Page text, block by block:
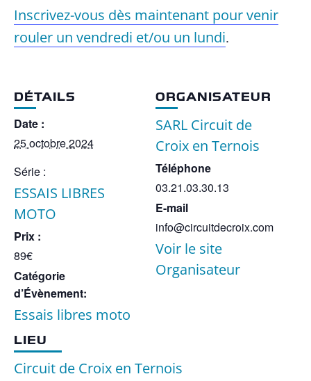
Inscrivez-vous dès maintenant pour venir
rouler un vendredi et/ou un lundi.
DÉTAILS
Date :
25 octobre 2024
Série :
ESSAIS LIBRES
MOTO
Prix :
89€
Catégorie
d’Évènement:
Essais libres moto
LIEU
Circuit de Croix en Ternois
ORGANISATEUR
SARL Circuit de
Croix en Ternois
Téléphone
03.21.03.30.13
E-mail
info@circuitdecroix.com
Voir le site
Organisateur